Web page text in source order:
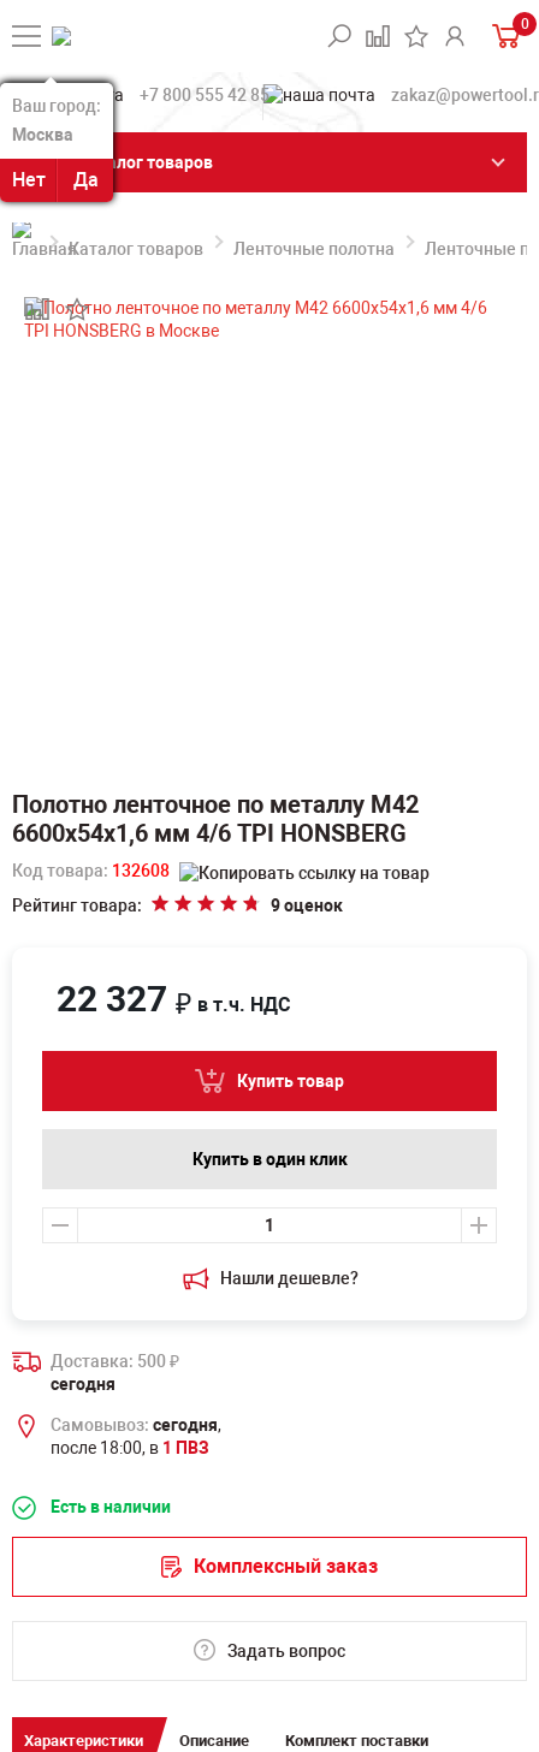
Ваш город:
Москва
Нет Да
Ваш город:
Москва
Нет Да
0
+7 800 555 42 85
Каталог товаров
Каталог товаров Ленточные полотна Ленточные
Полотно ленточное по металлу M42
6600х54х1,6 мм 4/6 TPI HONSBERG
Код товара: 132608
Рейтинг товара:
9 оценок
Нашли дешевле?
22 327 ₽ в т.ч. НДС
Купить товар
Купить в один клик
Доставка: 500₽
сегодня
Самовывоз: сегодня,
после 18:00, в 1 ПВЗ
Есть в наличии
Комплексный заказ
Задать вопрос
Характеристики Описание Комплект поставки